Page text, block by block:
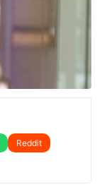
Reddit